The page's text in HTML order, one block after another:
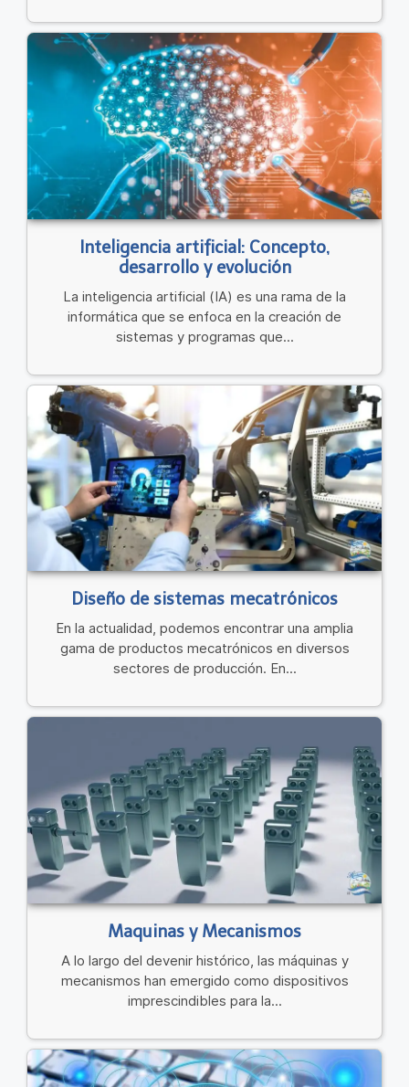
Inteligencia artificial: Concepto,
desarrollo y evolución
La inteligencia artificial (IA) es una rama de la
informática que se enfoca en la creación de
sistemas y programas que...
Diseño de sistemas mecatrónicos
En la actualidad, podemos encontrar una amplia
gama de productos mecatrónicos en diversos
sectores de producción. En...
Maquinas y Mecanismos
A lo largo del devenir histórico, las máquinas y
mecanismos han emergido como dispositivos
imprescindibles para la...